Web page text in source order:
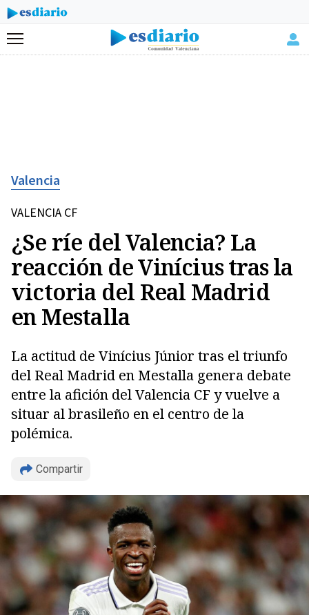
Menú
Valencia
VALENCIA CF
¿Se ríe del Valencia? La
reacción de Vinícius tras la
victoria del Real Madrid
en Mestalla
La actitud de Vinícius Júnior tras el triunfo
del Real Madrid en Mestalla genera debate
entre la afición del Valencia CF y vuelve a
situar al brasileño en el centro de la
polémica.
Compartir
Copiar